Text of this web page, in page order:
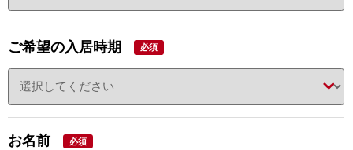
ご希望の入居時期 必須
お名前 必須